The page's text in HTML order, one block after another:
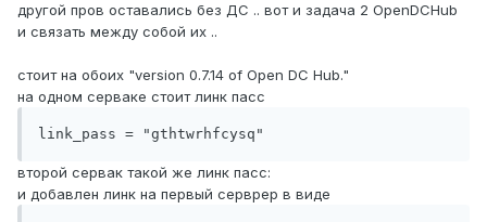
другой пров оставались без ДС .. вот и задача 2 OpenDCHub
и связать между собой их ..
стоит на обоих "version 0.7.14 of Open DC Hub."
на одном серваке стоит линк пасс
link_pass = "gthtwrhfcysq"
второй сервак такой же линк пасс:
и добавлен линк на первый серврер в виде